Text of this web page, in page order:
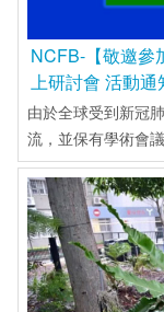
NCFB-【敬邀參
上研討會 活動通
由於全球受到新冠
流，並保有學術會